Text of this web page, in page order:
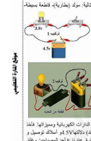
و الجغرافيا